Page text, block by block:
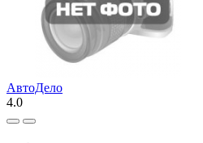
АвтоДело
4.0